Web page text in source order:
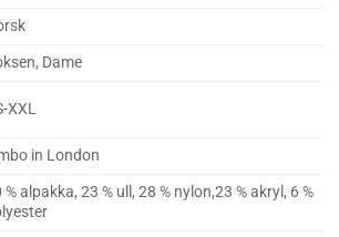
Dame
XXL
in London
% alpakka, 23 % ull, 28 % nylon,23 % akryl, 6 %